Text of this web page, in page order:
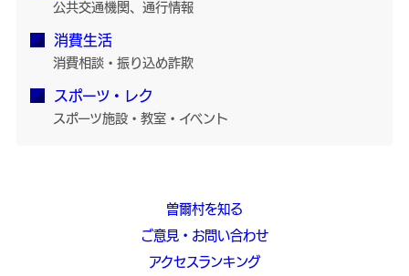
公共交通機関、通行情報
消費生活
消費相談・振り込め詐欺
スポーツ・レク
スポーツ施設・教室・イベント
曽爾村を知る
ご意見・お問い合わせ
アクセスランキング